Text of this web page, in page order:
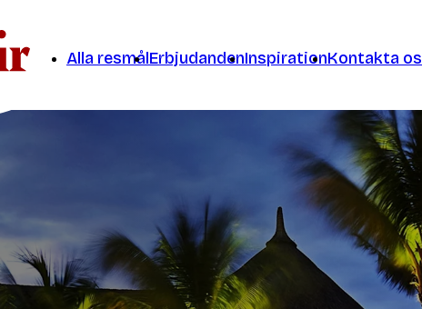
Alla resmålErbjudandenInspirationKontakta